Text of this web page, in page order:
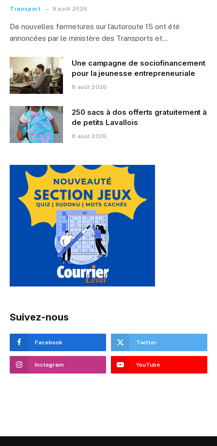
Transport 9 août 2026
De nouvelles fermetures sur l’autoroute 15 ont été
annoncées par le ministère des Transports et…
Une campagne de sociofinancement
pour la jeunesse entrepreneuriale
8 août 2026
250 sacs à dos offerts gratuitement à
de petits Lavallois
8 août 2026
Suivez-nous
Facebook Twitter
Instagram YouTube